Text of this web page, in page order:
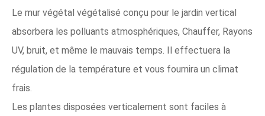
Le mur végétal végétalisé conçu pour le jardin vertical
absorbera les polluants atmosphériques, Chauffer, Rayons
UV, bruit, et même le mauvais temps. Il effectuera la
régulation de la température et vous fournira un climat
frais.
Les plantes disposées verticalement sont faciles à